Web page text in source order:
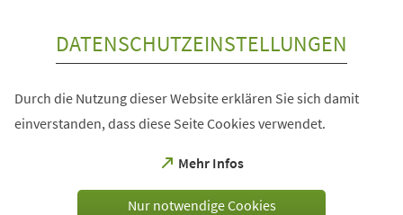
DATENSCHUTZEINSTELLUNGEN
Durch die Nutzung dieser Website erklären Sie sich damit
einverstanden, dass diese Seite Cookies verwendet.
Mehr Infos
(Öffnet
einem
Nur notwendige Cookies